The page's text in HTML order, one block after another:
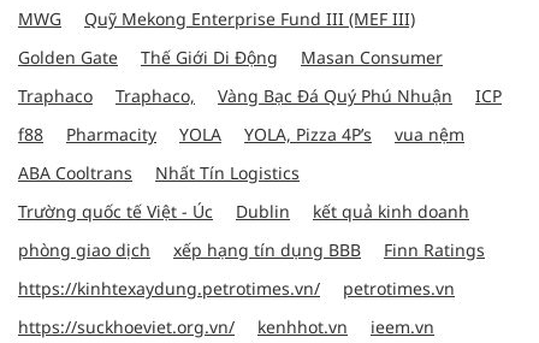
MWG
Quỹ Mekong Enterprise Fund III (MEF III)
Golden Gate
Thế Giới Di Động
Masan Consumer
Traphaco
Traphaco, Vàng Bạc Đá Quý Phú Nhuận
ICP
f88
Pharmacity YOLA YOLA, Pizza 4P’s
vua nệm
ABA Cooltrans
Nhất Tín Logistics
Trường quốc tế Việt - Úc
Dublin
kết quả kinh doanh
phòng giao dịch
xếp hạng tín dụng BBB
Finn Ratings
https://kinhtexaydung.petrotimes.vn/
petrotimes.vn
https://suckhoeviet.org.vn/
kenhhot.vn ieem.vn